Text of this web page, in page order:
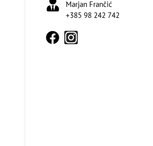
Marjan Frančić
+385 98 242 742